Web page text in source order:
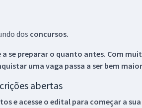
dos concursos.
se preparar o quanto antes. Com
uma vaga passa a ser bem
abertas
e acesse o edital para começar a